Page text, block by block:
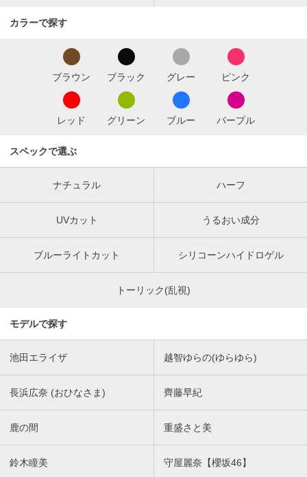
カラーで探す
ブラウン ブラック グレー ピンク
レッド グリーン ブルー パープル
スペックで選ぶ
ナチュラル ハーフ
UVカット うるおい成分
ブルーライトカット シリコーンハイドロゲル
トーリック(乱視)
モデルで探す
池田エライザ 越智ゆらの(ゆらゆら)
長浜広奈 (おひなさま) 齊藤早紀
鹿の間 重盛さと美
鈴木瞳美 守屋麗奈【櫻坂46】